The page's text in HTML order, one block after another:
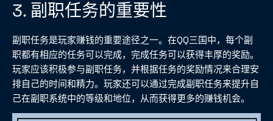
3. 副职任务的重要性
副职任务是玩家赚钱的重要途径之一。在QQ三国中，每个副
职都有相应的任务可以完成，完成任务可以获得丰厚的奖励。
玩家应该积极参与副职任务，并根据任务的奖励情况来合理安
排自己的时间和精力。玩家还可以通过完成副职任务来提升自
己在副职系统中的等级和地位，从而获得更多的赚钱机会。